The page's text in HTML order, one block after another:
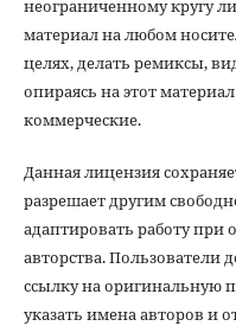
неограниченному кругу
материал на любом
целях, делать ремиксы,
опираясь на этот
коммерческие.
Данная лицензия
разрешает другим
адаптировать работу при
авторства.
ссылку на оригинальную
указать имена авторов и